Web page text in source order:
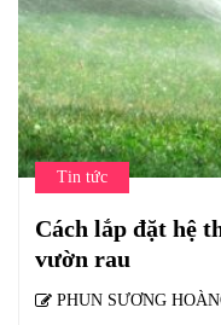
Tin tức
Cách lắp đặt hệ
vườn rau
PHUN SƯƠNG